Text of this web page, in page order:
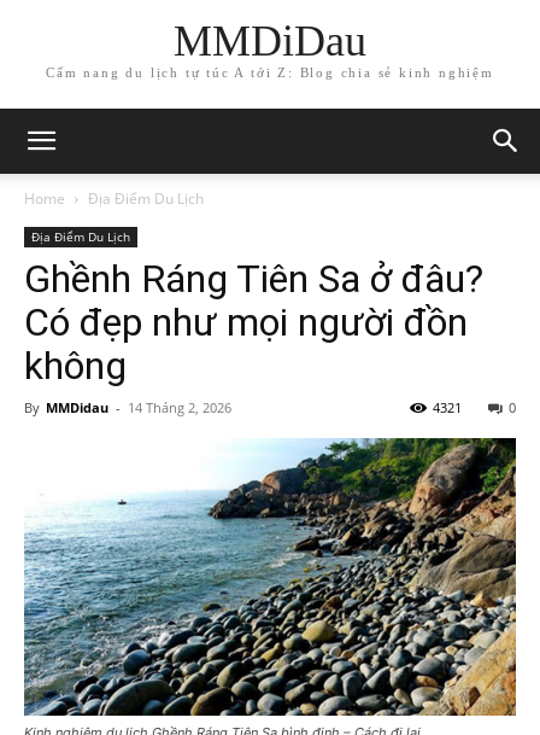
MMDiDau
Cẩm nang du lịch tự túc A tới Z: Blog chia sẻ kinh nghiệm
Home Địa Điểm Du Lịch
Địa Điểm Du Lịch
Ghềnh Ráng Tiên Sa ở đâu?
Có đẹp như mọi người đồn
không
By MMDidau - 14 Tháng 2, 2026 0
4321